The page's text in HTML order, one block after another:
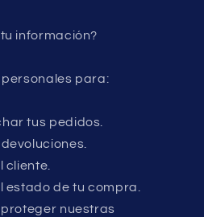
información?
personales para:
tus pedidos.
cliente.
estado de tu compra.
nuestras